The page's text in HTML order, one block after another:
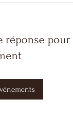
réponse pour